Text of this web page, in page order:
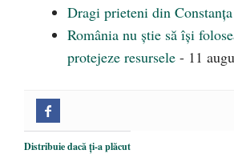
Dragi prieteni din Constanța
România nu știe să își
protejeze resursele - 11
Distribuie dacă ți-a plăcut